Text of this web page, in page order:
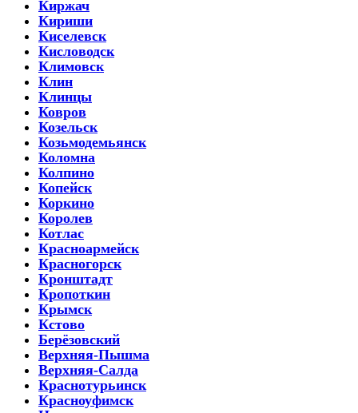
Киржач
Кириши
Киселевск
Кисловодск
Климовск
Клин
Клинцы
Ковров
Козельск
Козьмодемьянск
Коломна
Колпино
Копейск
Коркино
Королев
Котлас
Красноармейск
Красногорск
Кронштадт
Кропоткин
Крымск
Кстово
Берёзовский
Верхняя-Пышма
Верхняя-Салда
Краснотурьинск
Красноуфимск